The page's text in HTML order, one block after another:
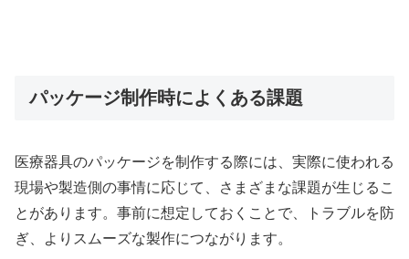
パッケージ制作時によくある課題
医療器具のパッケージを制作する際には、実際に使われる
現場や製造側の事情に応じて、さまざまな課題が生じるこ
とがあります。事前に想定しておくことで、トラブルを防
ぎ、よりスムーズな製作につながります。